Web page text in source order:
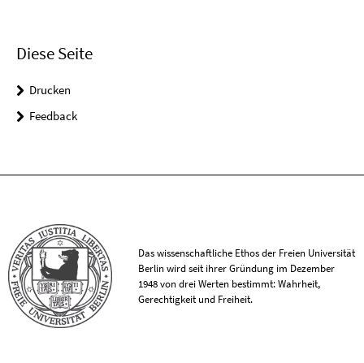
Diese Seite
Drucken
Feedback
Das wissenschaftliche Ethos der Freien Universität
Berlin wird seit ihrer Gründung im Dezember
1948 von drei Werten bestimmt: Wahrheit,
Gerechtigkeit und Freiheit.